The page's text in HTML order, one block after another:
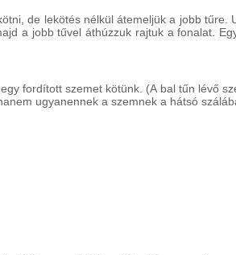
de lekötés nélkül átemeljük a jobb tűre.
a jobb tűvel áthúzzuk rajtuk a fonalat.
fordított szemet kötünk. (A bal tűn lévő
ugyanennek a szemnek a hátsó